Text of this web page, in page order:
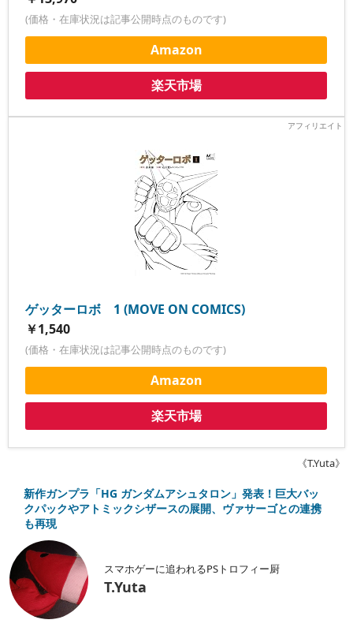
(価格・在庫状況は記事公開時点のものです)
Amazon
楽天市場
ゲッターロボ 1 (MOVE ON COMICS)
￥1,540
(価格・在庫状況は記事公開時点のものです)
Amazon
楽天市場
《T.Yuta》
新作ガンプラ「HG ガンダムアシュタロン」発表！巨大バッ
クパックやアトミックシザースの展開、ヴァサーゴとの連携
も再現
スマホゲーに追われるPSトロフィー厨
T.Yuta